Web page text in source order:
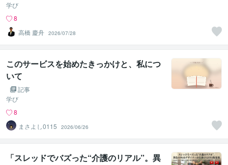
学び
8
高橋 慶舟 2026/07/28
このサービスを始めたきっかけと、私につ
いて
記事
学び
8
まさよし0115
2026/06/26
「スレッドでバズった“介護のリアル”。異